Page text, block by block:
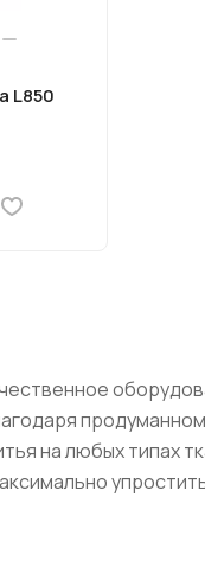
L850
на любых типах